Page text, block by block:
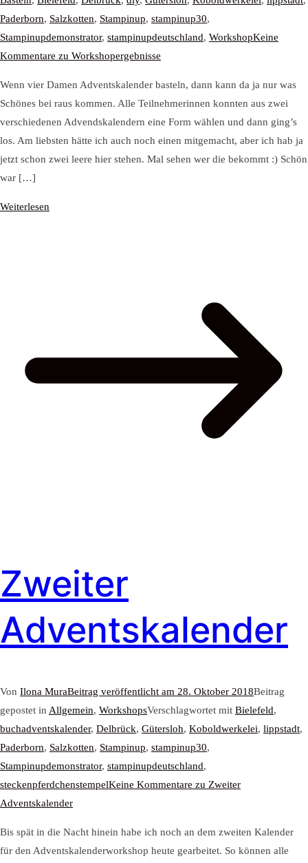
Paderborn, Salzkotten, Stampinup, stampinup30,
Stampinupdemonstrator, stampinupdeutschland, WorkshopKeine
Kommentare zu Workshopergebnisse
Wenn vier Damen Adventskalender basteln, dann kann da ja nur was
Schönes bei raus kommen. Alle Teilnehmerinnen konnten aus zwei
verschiedenen Advendskalendern eine Form wählen und dann ging’s
los. Am liebsten hätte ich auch noch einen mitgemacht, aber ich hab ja
jetzt schon zwei leere hier stehen. Mal sehen wer die bekommt :) Schön
war […]
Weiterlesen
Zweiter
Adventskalender
Von Ilona MuraBeitrag veröffentlicht am 28. Oktober 2018Beitrag
gepostet in Allgemein, WorkshopsVerschlagwortet mit Bielefeld,
buchadventskalender, Delbrück, Gütersloh, Koboldwerkelei, lippstadt,
Paderborn, Salzkotten, Stampinup, stampinup30,
Stampinupdemonstrator, stampinupdeutschland,
steckenpferdchenstempelKeine Kommentare zu Zweiter
Adventskalender
Bis spät in die Nacht hinein habe ich noch an dem zweiten Kalender
für den Adventskalenderworkshop heute gearbeitet. So können alle